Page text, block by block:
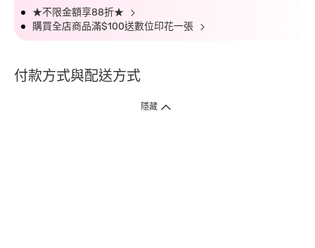
★不限金額享88折★
購買全店商品滿$100送數位印花一張
付款方式與配送方式
隱藏